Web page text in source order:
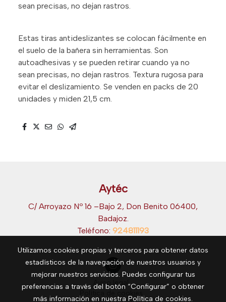
sean precisas, no dejan rastros.
Estas tiras antideslizantes se colocan fácilmente en
el suelo de la bañera sin herramientas. Son
autoadhesivas y se pueden retirar cuando ya no
sean precisas, no dejan rastros. Textura rugosa para
evitar el deslizamiento. Se venden en packs de 20
unidades y miden 21,5 cm.
Aytéc
C/ Arroyazo Nº 16 –Bajo 2, Don Benito 06400,
Badajoz.
Teléfono: 924811193
Aviso legal
Utilizamos cookies propias y terceros para obtener datos
estadísticos de la navegación de nuestros usuarios y
mejorar nuestros servicios. Puedes configurar tus
preferencias a través del botón “Configurar” o obtener
más información en nuestra Política de cookies.